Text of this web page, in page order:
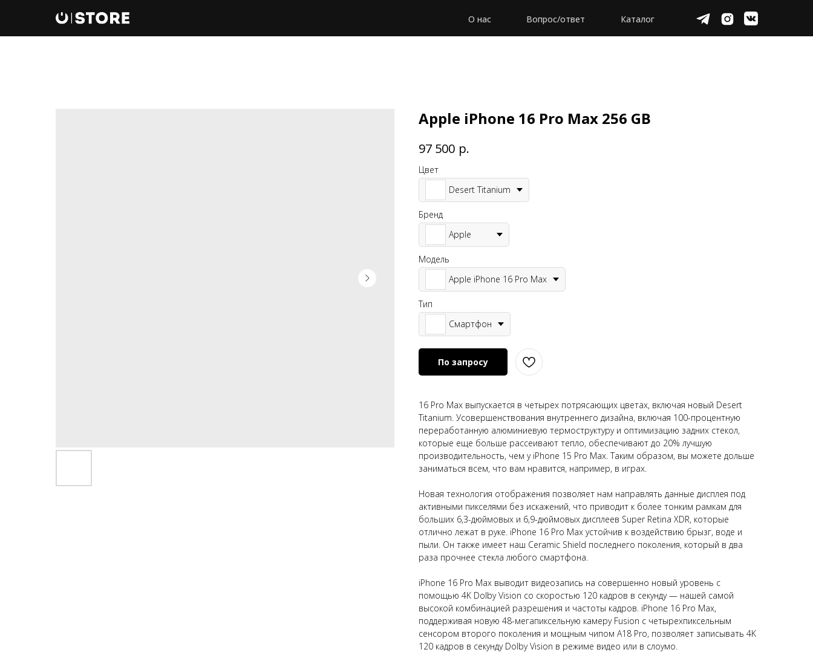
О нас Вопрос/ответ Каталог
Apple iPhone 16 Pro Max 256 GB
97 500 р.
Цвет
Desert Titanium
Бренд
Apple
Модель
Apple iPhone 16 Pro Max
Тип
Смартфон
По запросу
16 Pro Max выпускается в четырех потрясающих цветах, включая новый Desert
Titanium. Усовершенствования внутреннего дизайна, включая 100-процентную
переработанную алюминиевую термоструктуру и оптимизацию задних стекол,
которые еще больше рассеивают тепло, обеспечивают до 20% лучшую
производительность, чем у iPhone 15 Pro Max. Таким образом, вы можете дольше
заниматься всем, что вам нравится, например, в играх.
Новая технология отображения позволяет нам направлять данные дисплея под
активными пикселями без искажений, что приводит к более тонким рамкам для
больших 6,3-дюймовых и 6,9-дюймовых дисплеев Super Retina XDR, которые
отлично лежат в руке. iPhone 16 Pro Max устойчив к воздействию брызг, воде и
пыли. Он также имеет наш Ceramic Shield последнего поколения, который в два
раза прочнее стекла любого смартфона.
iPhone 16 Pro Max выводит видеозапись на совершенно новый уровень с
помощью 4K Dolby Vision со скоростью 120 кадров в секунду — нашей самой
высокой комбинацией разрешения и частоты кадров. iPhone 16 Pro Max,
поддерживая новую 48-мегапиксельную камеру Fusion с четырехпиксельным
сенсором второго поколения и мощным чипом A18 Pro, позволяет записывать 4K
120 кадров в секунду Dolby Vision в режиме видео или в слоумо.